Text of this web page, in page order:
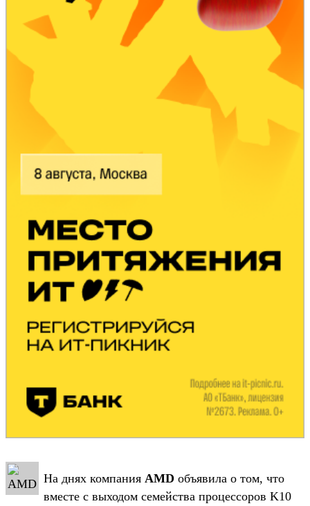
На днях компания AMD объявила о том, что
вместе с выходом семейства процессоров K10